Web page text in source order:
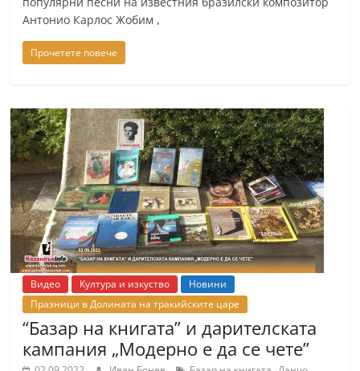
l
a
k
i
n
f
o
,
k
a
z
a
n
l
a
Антонио Карлос Жобим ,
Прочетете повече
Видео Култура и изкуство
Новини
Празници в Долината на тракийските царе
“Базар на книгата” и дарителската
кампания „Модерно е да се чете”